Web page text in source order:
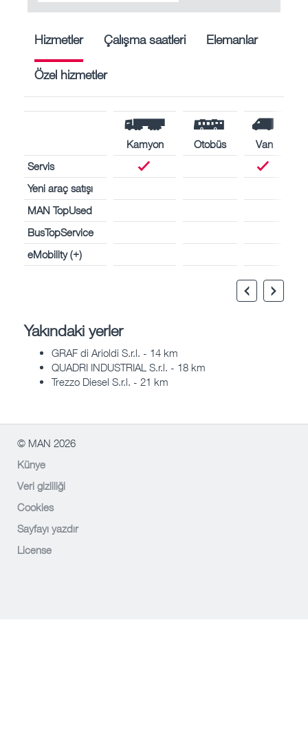
Hizmetler Çalışma saatleri Elemanlar
Özel hizmetler
Kamyon Otobüs
Van
Servis
Yeni araç satışı
MAN TopUsed
BusTopService
eMobility (+)
Yakındaki yerler
GRAF di Arioldi S.r.l. - 14 km
QUADRI INDUSTRIAL S.r.l. - 18 km
Trezzo Diesel S.r.l. - 21 km
© MAN 2026
Künye
Veri gizliliği
Cookies
Sayfayı yazdır
License